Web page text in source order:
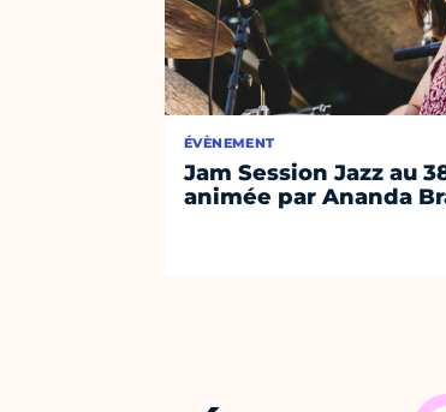
ÉVÈNEMENT
Jam Session Jazz au
animée par Ananda